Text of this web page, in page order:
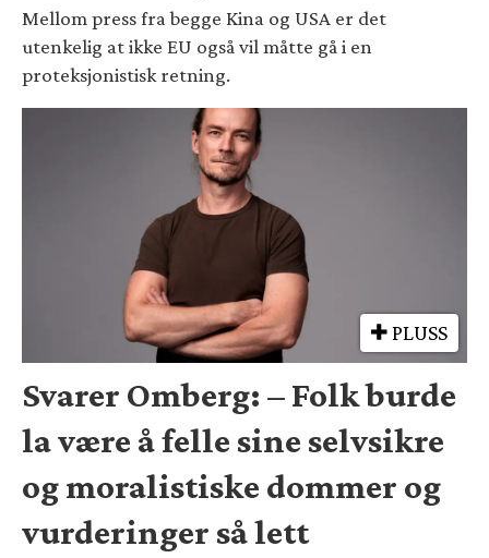
Mellom press fra begge Kina og USA er det
utenkelig at ikke EU også vil måtte gå i en
proteksjonistisk retning.
PLUSS
Svarer Omberg: – Folk burde
la være å felle sine selvsikre
og moralistiske dommer og
vurderinger så lett